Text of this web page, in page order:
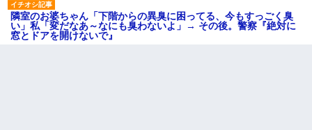
隣室のお婆ちゃん「下階からの異臭に困ってる、今もすっごく臭
い」私「変だなあ～なにも臭わないよ」→ その後。警察『絶対に
窓とドアを開けないで』